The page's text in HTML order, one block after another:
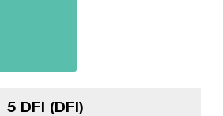
5 DFI (DFI)